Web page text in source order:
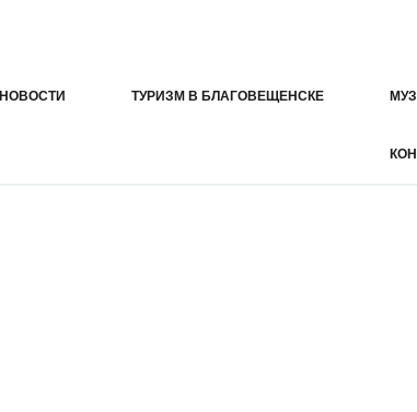
НОВОСТИ ТУРИЗМ В БЛАГОВЕЩЕНСКЕ